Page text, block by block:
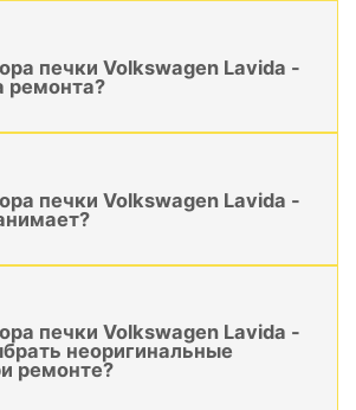
печки Volkswagen Lavida -
ремонта?
печки Volkswagen Lavida -
печки Volkswagen Lavida -
неоригинальные
ремонте?